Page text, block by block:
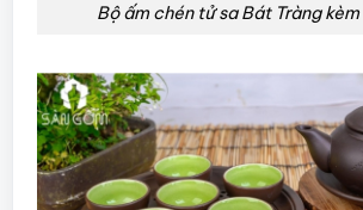
Bộ ấm chén tử sa Bát Tràng